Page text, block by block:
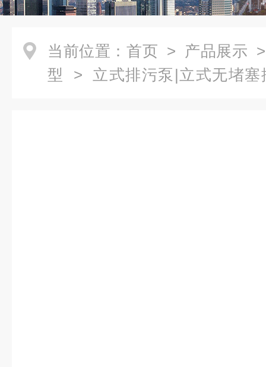
当前位置： 首页 > 产品展示
型
> 立式排污泵|立式无堵塞